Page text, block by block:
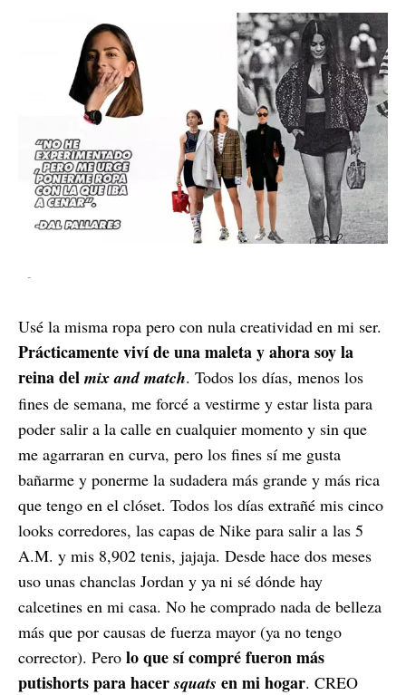
-
Usé la misma ropa pero con nula creatividad en mi ser.
Prácticamente viví de una maleta y ahora soy la
reina del mix and match. Todos los días, menos los
fines de semana, me forcé a vestirme y estar lista para
poder salir a la calle en cualquier momento y sin que
me agarraran en curva, pero los fines sí me gusta
bañarme y ponerme la sudadera más grande y más rica
que tengo en el clóset. Todos los días extrañé mis cinco
looks corredores, las capas de Nike para salir a las 5
A.M. y mis 8,902 tenis, jajaja. Desde hace dos meses
uso unas chanclas Jordan y ya ni sé dónde hay
calcetines en mi casa. No he comprado nada de belleza
más que por causas de fuerza mayor (ya no tengo
corrector). Pero lo que sí compré fueron más
putishorts para hacersquats en mi hogar. CREO